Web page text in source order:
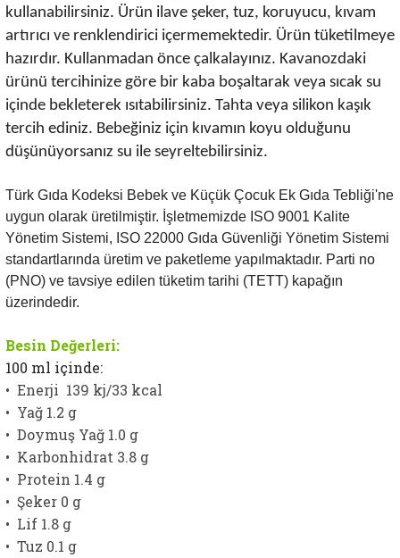
kullanabilirsiniz. Ürün ilave şeker, tuz, koruyucu, kıvam
artırıcı ve renklendirici içermemektedir. Ürün tüketilmeye
hazırdır. Kullanmadan önce çalkalayınız. Kavanozdaki
ürünü tercihinize göre bir kaba boşaltarak veya sıcak su
içinde bekleterek ısıtabilirsiniz. Tahta veya silikon kaşık
tercih ediniz. Bebeğiniz için kıvamın koyu olduğunu
düşünüyorsanız su ile seyreltebilirsiniz.
Türk Gıda Kodeksi Bebek ve Küçük Çocuk Ek Gıda Tebliği'ne
uygun olarak üretilmiştir. İşletmemizde ISO 9001 Kalite
Yönetim Sistemi, ISO 22000 Gıda Güvenliği Yönetim Sistemi
standartlarında üretim ve paketleme yapılmaktadır. Parti no
(PNO) ve tavsiye edilen tüketim tarihi (TETT) kapağın
üzerindedir.
Besin Değerleri:
100 ml içinde:
• Enerji 139 kj/33 kcal
• Yağ 1.2 g
• Doymuş Yağ 1.0 g
• Karbonhidrat 3.8 g
• Protein 1.4 g
• Şeker 0 g
• Lif 1.8 g
• Tuz 0.1 g